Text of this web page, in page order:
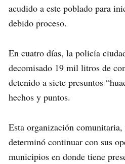
acudido a este poblado para
debido proceso.
En cuatro días, la policía
decomisado 19 mil litros de
detenido a siete presuntos
hechos y puntos.
Esta organización comunitaria,
determinó continuar con sus
municipios en donde tiene